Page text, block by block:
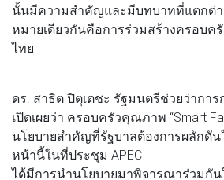
นั้นมีความสำคัญและมีบทบาทที่แตกต่า
หมายเดียวกันคือการร่วมสร้างครอบ
ไทย
ดร. สาธิต ปิตุเตชะ รัฐมนตรีช่วยว่ากา
เปิดเผยว่า ครอบครัวคุณภาพ “Smart
นโยบายสำคัญที่รัฐบาลต้องการผลักดัน
หน้านี้ในที่ประชุม APEC
ได้มีการนำนโยบายมาพิจารณาร่วมกัน